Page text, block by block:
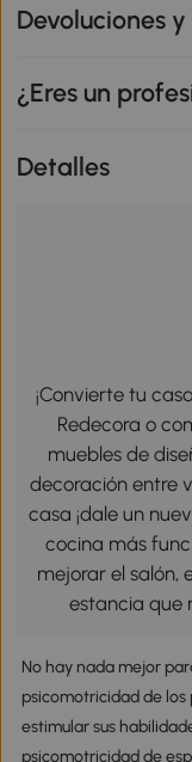
Devoluciones
¿Eres un
Detalles
¡Convierte tu
Redecora o
muebles de
decoración entre
casa ¡dale un
cocina más
mejorar el salón,
estancia que
No hay nada mejor
psicomotricidad de los
estimular sus
psicomotricidad de